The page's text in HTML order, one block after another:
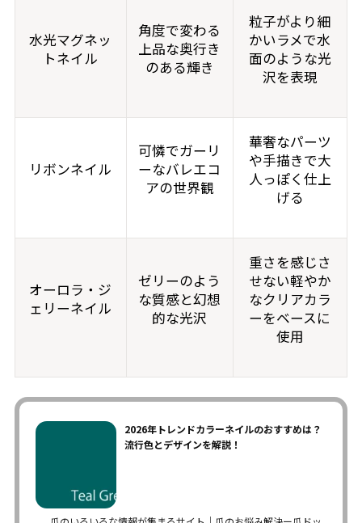
水光マグネッ
トネイル
角度で変わる
上品な奥行き
のある輝き
粒子がより細
かいラメで水
面のような光
沢を表現
リボンネイル
可憐でガーリ
ーなバレエコ
アの世界観
華奢なパーツ
や手描きで大
人っぽく仕上
げる
オーロラ・ジ
ェリーネイル
ゼリーのよう
な質感と幻想
的な光沢
重さを感じさ
せない軽やか
なクリアカラ
ーをベースに
使用
2026年トレンドカラーネイルのおすすめは？
流行色とデザインを解説！